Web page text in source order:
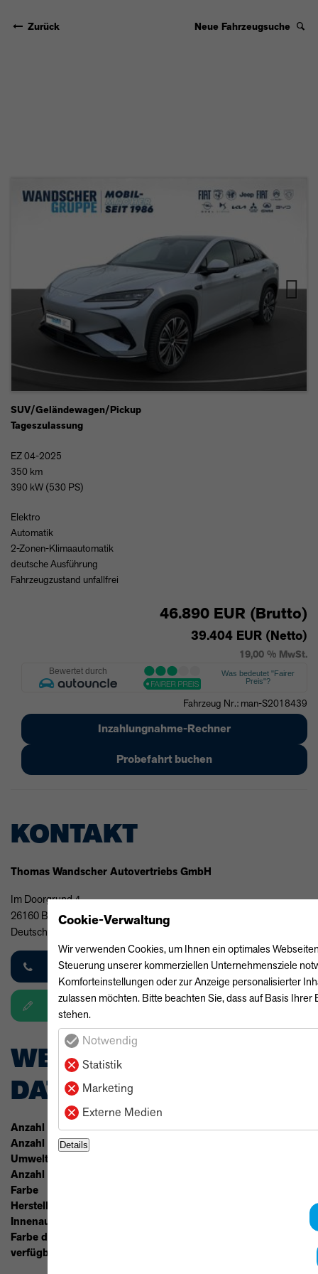
Zurück Neue Fahrzeugsuche
SUV/Geländewagen/Pickup
Tageszulassung
EZ 04-2025
350 km
390 kW (530 PS)
Elektro
Automatik
2-Zonen-Klimaautomatik
deutsche Ausführung
Fahrzeugzustand unfallfrei
46.890 EUR (Brutto)
39.404 EUR (Netto)
19,00 % MwSt.
Fahrzeug Nr.: man-S2018439
Inzahlungnahme-Rechner
Probefahrt buchen
KONTAKT
Thomas Wandscher Autovertriebs GmbH
Im Doorgrund 4
26160 Bad Zwischenahn
Deutschland
+49 (4) 403 2025
Anfrage
WEITERE TECHNISCHE
DATEN
Anzahl Sitzplätze 5
Anzahl der Türen
Umweltplakette
Anzahl der Fahrzeughalter
Farbe
Herstellerfarbbezeichnung
Innenausstattung
Farbe der Innenausstattung
verfügbar ab
Cookie-Verwaltung
Wir verwenden Cookies, um Ihnen ein optimales
Steuerung unserer kommerziellen Unternehmensziele
Komforteinstellungen oder zur Anzeige personalisierter
zulassen möchten. Bitte beachten Sie, dass auf Basis
stehen.
Notwendig
Statistik
Marketing
Externe Medien
Details